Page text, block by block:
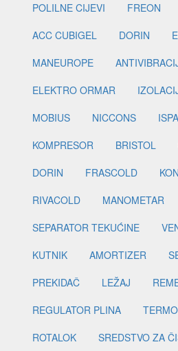
POLILNE CIJEVI
FREON
ACC CUBIGEL
DORIN
MANEUROPE
ELEKTRO ORMAR
MOBIUS
NICCONS
KOMPRESOR
BRISTOL
DORIN
FRASCOLD
RIVACOLD
MANOMETAR
SEPARATOR TEKUĆINE
KUTNIK
AMORTIZER
PREKIDAČ
LEŽAJ
REGULATOR PLINA
ROTALOK
SREDSTVO ZA